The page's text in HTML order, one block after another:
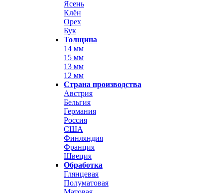
Ясень
Клён
Орех
Бук
Толщина
14 мм
15 мм
13 мм
12 мм
Страна производства
Австрия
Бельгия
Германия
Россия
США
Финляндия
Франция
Швеция
Обработка
Глянцевая
Полуматовая